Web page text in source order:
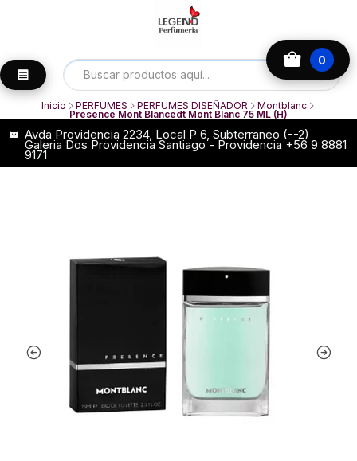
0
Avda Providencia 2234, Local P 6, Subterraneo (--2)
Galeria Dos Providencia Santiago - Providencia +56 9 8881
9171
Inicio PERFUMES PERFUMES DISEÑADOR Montblanc
Presence Mont Blancedt Mont Blanc 75 ML (H)